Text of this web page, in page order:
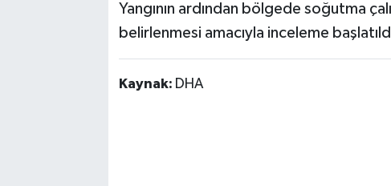
Yangının ardından bölgede soğutma
belirlenmesi amacıyla inceleme
Kaynak: DHA